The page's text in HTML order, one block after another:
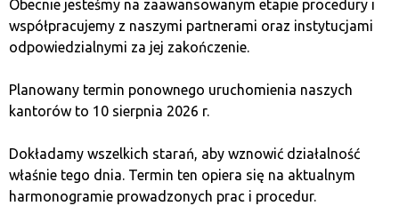
це дотримуватись довгострокового інвестиційного
плану. Замість того щоб реагувати на
своїх довгострокових цілях і стратегії. Таким чином,
ви уникнете імпульсивних рішень, які можуть
2. Встановіть чіткі інвестиційні
правила
Obecnie jesteśmy na zaawansowanym etapie procedury i
współpracujemy z naszymi partnerami oraz instytucjami
odpowiedzialnymi za jej zakończenie.
Planowany termin ponownego uruchomienia naszych
kantorów to 10 sierpnia 2026 r.
Dokładamy wszelkich starań, aby wznowić działalność
właśnie tego dnia. Termin ten opiera się na aktualnym
harmonogramie prowadzonych prac i procedur.